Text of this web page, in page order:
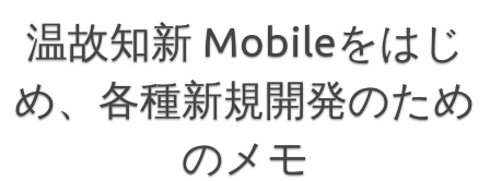
温故知新 Mobileをはじ
め、各種新規開発のため
のメモ